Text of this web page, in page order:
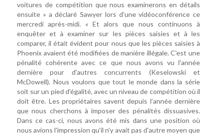
voitures de compétition que nous examinerons en détails
ensuite » a déclaré Sawyer lors d'une vidéoconférence ce
mercredi après-midi. « Et alors que nous continuons à
enquêter et à examiner sur les pièces saisies et à les
comparer, il était évident pour nous que les pièces saisies à
Phoenix avaient été modifiées de manière illégale. C'est une
pénalité cohérente avec ce que nous avons vu l'année
dernière pour d'autres concurrents (Keselowski et
McDowell). Nous voulons que tout le monde dans la série
soit sur un pied d'égalité, avec un niveau de compétition où il
doit être. Les propriétaires savent depuis l’année dernière
que nous cherchons à imposer des pénalités dissuasives.
Dans ce cas-ci, nous avons été mis dans une position où
nous avions l'impression qu'il n'y avait pas d'autre moyen que